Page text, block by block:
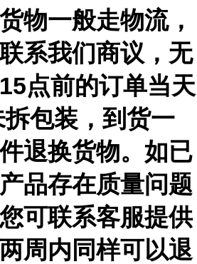
物一般走物流，
系我们商议，无
点前的订单当天
包装，到货一
退换货物。如已
品存在质量问题
可联系客服提供
周内同样可以退